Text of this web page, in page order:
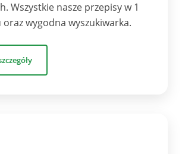
Wszystkie nasze przepisy w 1
oraz wygodna wyszukiwarka.